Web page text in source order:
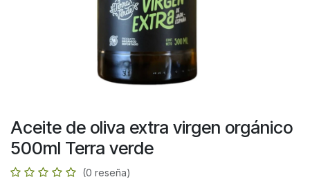
Aceite de oliva extra virgen orgánico
500ml Terra verde
(0 reseña)